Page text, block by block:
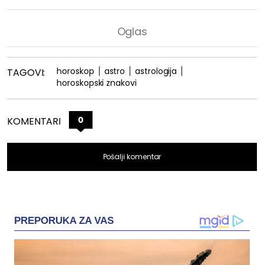
TAGOVI: horoskop astro
astrologija
horoskopski znakovi
KOMENTARI 0
Pošalji komentar
PREPORUKA ZA VAS